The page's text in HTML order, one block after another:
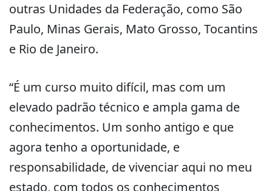
outras Unidades da Federação, como São
Paulo, Minas Gerais, Mato Grosso, Tocantins
e Rio de Janeiro.
“É um curso muito difícil, mas com um
elevado padrão técnico e ampla gama de
conhecimentos. Um sonho antigo e que
agora tenho a oportunidade, e
responsabilidade, de vivenciar aqui no meu
estado, com todos os conhecimentos